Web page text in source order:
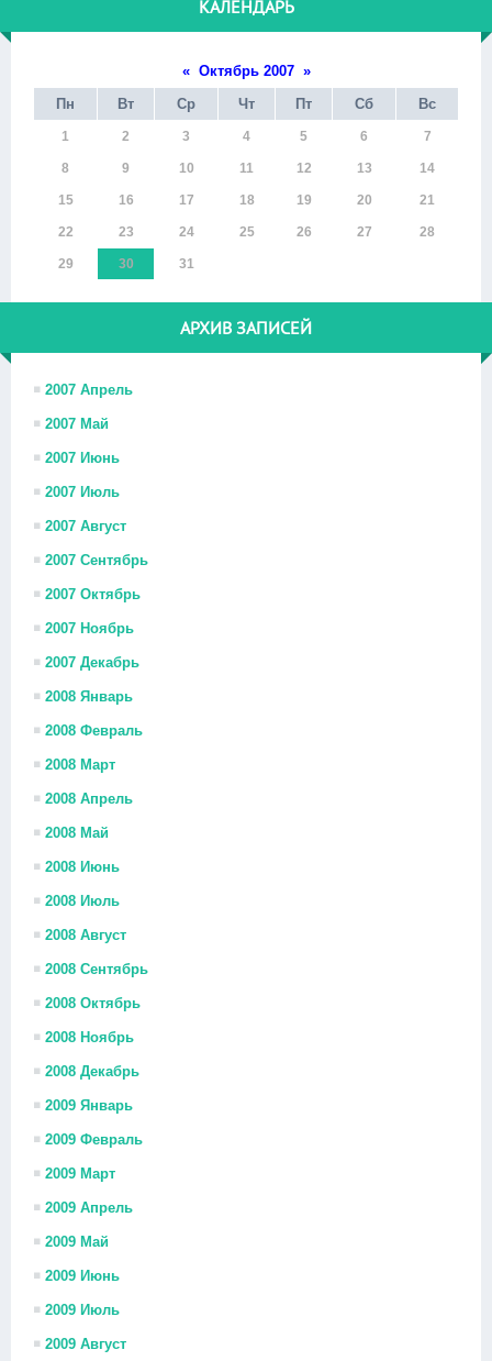
КАЛЕНДАРЬ
« Октябрь 2007 »
Пн
Вт Ср Чт Пт Сб Вс
1 2 3 4 5 6 7
8 9 10 11 12 13 14
15 16 17 18 19 20 21
22 23 24 25 26 27 28
29 30 31
АРХИВ ЗАПИСЕЙ
2007 Апрель
2007 Май
2007 Июнь
2007 Июль
2007 Август
2007 Сентябрь
2007 Октябрь
2007 Ноябрь
2007 Декабрь
2008 Январь
2008 Февраль
2008 Март
2008 Апрель
2008 Май
2008 Июнь
2008 Июль
2008 Август
2008 Сентябрь
2008 Октябрь
2008 Ноябрь
2008 Декабрь
2009 Январь
2009 Февраль
2009 Март
2009 Апрель
2009 Май
2009 Июнь
2009 Июль
2009 Август